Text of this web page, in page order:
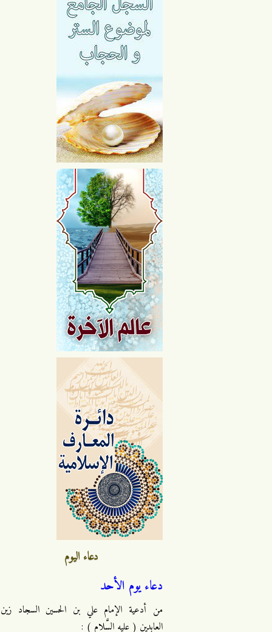
دعاء اليوم
دعاء يوم الأحد
من أدعية الإمام علي بن الحسين السجاد زين
العابدين ( عليه السَّلام ) :